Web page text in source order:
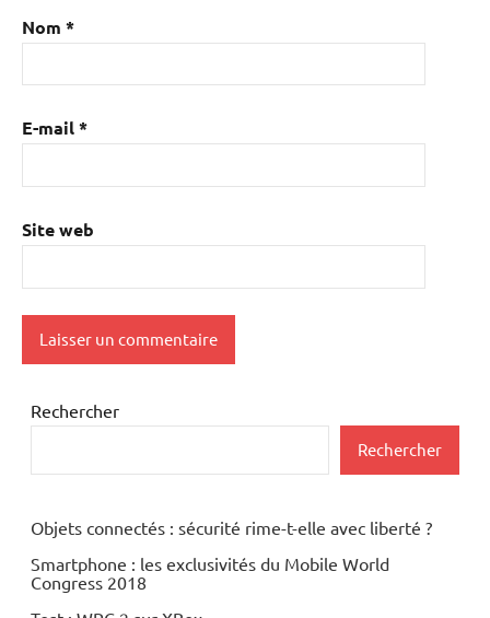
Nom *
E-mail*
Site web
Rechercher
Rechercher
Objets connectés : sécurité rime-t-elle avec liberté ?
Smartphone : les exclusivités du Mobile World
Congress 2018